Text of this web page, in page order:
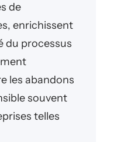
de
enrichissent
du processus
les abandons
souvent
telles